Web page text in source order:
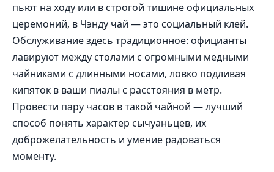
пьют на ходу или в строгой тишине официальных
церемоний, в Чэнду чай — это социальный клей.
Обслуживание здесь традиционное: официанты
лавируют между столами с огромными медными
чайниками с длинными носами, ловко подливая
кипяток в ваши пиалы с расстояния в метр.
Провести пару часов в такой чайной — лучший
способ понять характер сычуаньцев, их
доброжелательность и умение радоваться
моменту.